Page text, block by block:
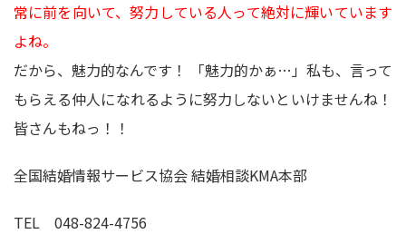
常に前を向いて、努力している人って絶対に輝いています
よね。
だから、魅力的なんです！ 「魅力的かぁ…」私も、言って
もらえる仲人になれるように努力しないといけませんね！
皆さんもねっ！！
全国結婚情報サービス協会 結婚相談KMA本部
TEL 048-824-4756